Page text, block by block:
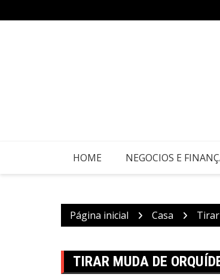
para
HOME NEGOCIOS E
Página inicial Casa
TIRAR MUDA DE